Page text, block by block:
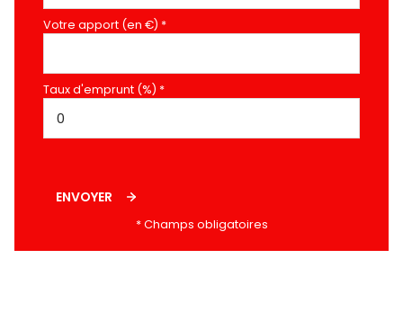
Votre apport (en €) *
Taux d'emprunt (%) *
ENVOYER
* Champs obligatoires